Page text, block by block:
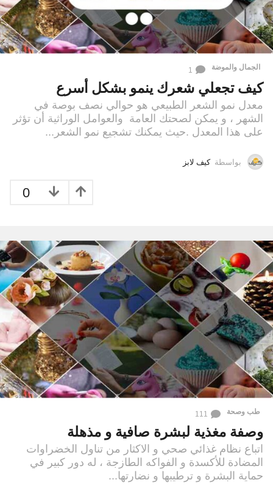
الجمال والموضة 1
كيف تجعلي شعرك ينمو بشكل أسرع
معدل نمو الشعر الطبيعي هو حوالي نصف بوصة في
الشهر ، و يمكن لصحتك العامة والعوامل الوراثية أن تؤثر
على هذا المعدل .حيث يمكنك تشجيع نمو الشعر...
بواسطة كيف لابز
0
طب وصحة 111
وصفة مغذية لبشرة صافية و مذهلة
اتباع نظام غذائي صحي و الاكثار من تناول الخضراوات
المضادة للأكسدة و الفواكه الطازجة ، له دور كبير في
حماية البشرة و ترطيبها و نضارتها...